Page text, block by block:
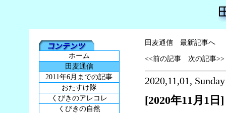
ホーム
田麦通信
2011年6月までの記事
おたすけ隊
くびきのアレコレ
くびきの自然
田麦通信 最新記事へ
<<前の記事 次の記事>>
2020,11,01, Sunday
[2020年11月1日]